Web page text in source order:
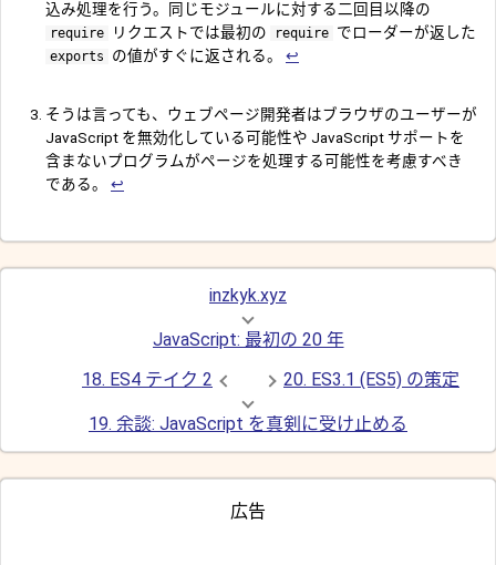
込み処理を行う。同じモジュールに対する二回目以降の
require リクエストでは最初の require でローダーが返した
exports の値がすぐに返される。 ↩︎
そうは言っても、ウェブページ開発者はブラウザのユーザーが
JavaScript を無効化している可能性や JavaScript サポートを
含まないプログラムがページを処理する可能性を考慮すべき
である。 ↩︎
inzkyk.xyz
JavaScript: 最初の 20 年
18. ES4 テイク 2
20. ES3.1 (ES5) の策定
19. 余談: JavaScript を真剣に受け止める
広告